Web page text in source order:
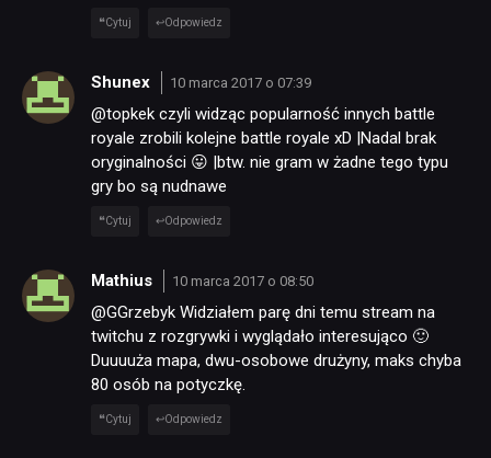
Cytuj Odpowiedz
Shunex 10 marca 2017 o 07:39
@topkek czyli widząc popularność innych battle
royale zrobili kolejne battle royale xD |Nadal brak
oryginalności 😛 |btw. nie gram w żadne tego typu
gry bo są nudnawe
Cytuj Odpowiedz
Mathius 10 marca 2017 o 08:50
@GGrzebyk Widziałem parę dni temu stream na
twitchu z rozgrywki i wyglądało interesująco 🙂
Duuuuża mapa, dwu-osobowe drużyny, maks chyba
80 osób na potyczkę.
Cytuj Odpowiedz